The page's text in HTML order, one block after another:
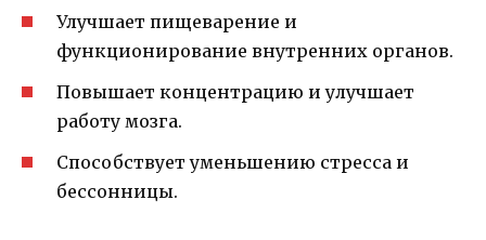
Улучшает пищеварение и
функционирование внутренних органов.
Повышает концентрацию и улучшает
работу мозга.
Способствует уменьшению стресса и
бессонницы.